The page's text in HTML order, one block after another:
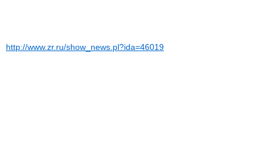
http://www.zr.ru/show_news.pl?ida=46019